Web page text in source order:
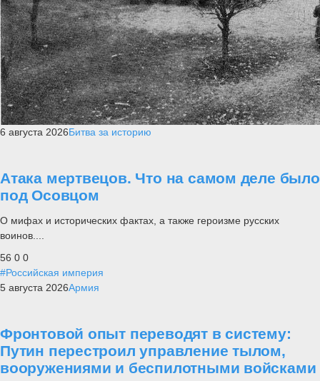
6 августа 2026Битва за историю
Атака мертвецов. Что на самом деле было
под Осовцом
О мифах и исторических фактах, а также героизме русских
воинов....
56 0 0
#Российская империя
5 августа 2026Армия
Фронтовой опыт переводят в систему:
Путин перестроил управление тылом,
вооружениями и беспилотными войсками